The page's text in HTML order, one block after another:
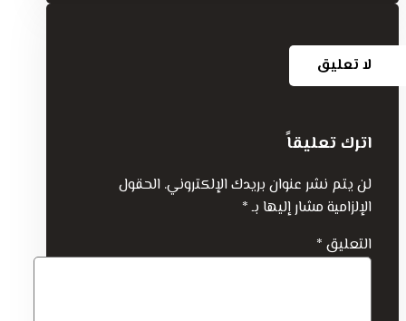
لا تعليق
اترك تعليقاً
لن يتم نشر عنوان بريدك الإلكتروني. الحقول
الإلزامية مشار إليها بـ*
التعليق *